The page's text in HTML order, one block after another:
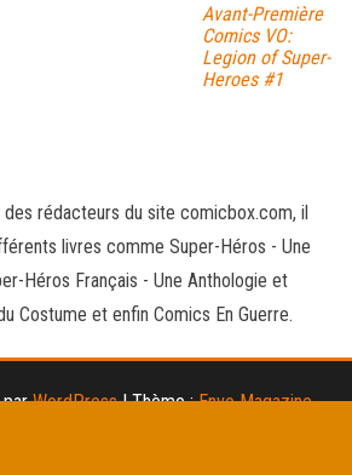
Avant-Première
Comics VO:
Legion of Super-
Heroes #1
des rédacteurs du site comicbox.com, il
livres comme Super-Héros - Une
Héros Français - Une Anthologie et
Costume et enfin Comics En Guerre.
parWordPress |Thème :Envo Magazine